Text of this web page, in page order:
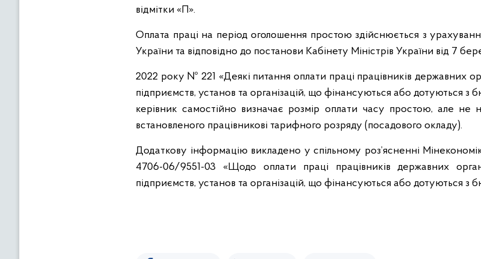
відмітки «П».
Оплата праці на період оголошення простою здійснюється з
України та відповідно до постанови Кабінету Міністрів України від 7
2022 року № 221 «Деякі питання оплати праці працівників державних
підприємств, установ та організацій, що фінансуються або дотуються з
керівник самостійно визначає розмір оплати часу простою, але не
встановленого працівникові тарифного розряду (посадового окладу).
Додаткову інформацію викладено у спільному роз’ясненні
4706-06/9551-03 «Щодо оплати праці працівників державних
підприємств, установ та організацій, що фінансуються або дотуються з